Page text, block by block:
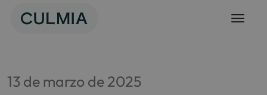
13 de marzo de 2025